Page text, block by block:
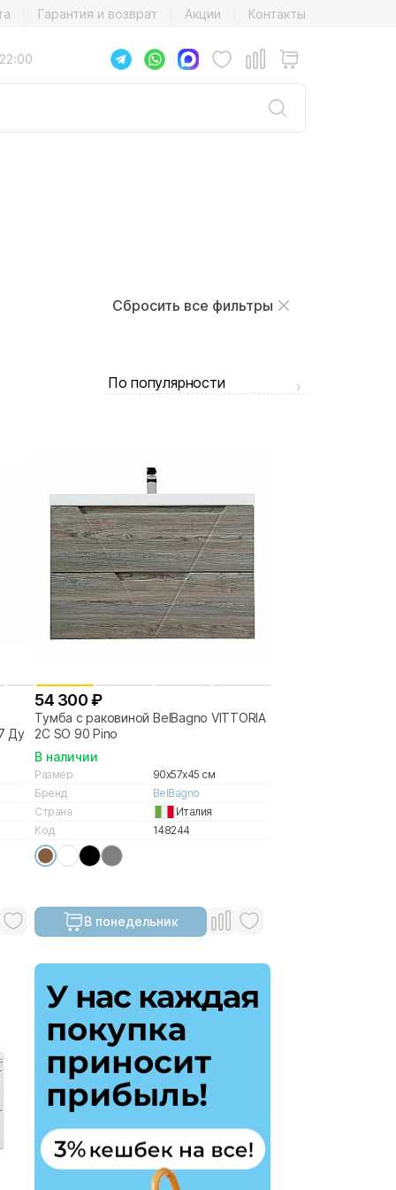
Гарантия и возврат Акции Контакты
Сбросить все фильтры
По популярности
Дуб
54 300 ₽
Тумба с раковиной BelBagno VITTORIA
2C SO 90 Pino
В наличии
Размер
90x57x45 см
Бренд
BelBagno
Страна
Италия
Код
148244
В понедельник